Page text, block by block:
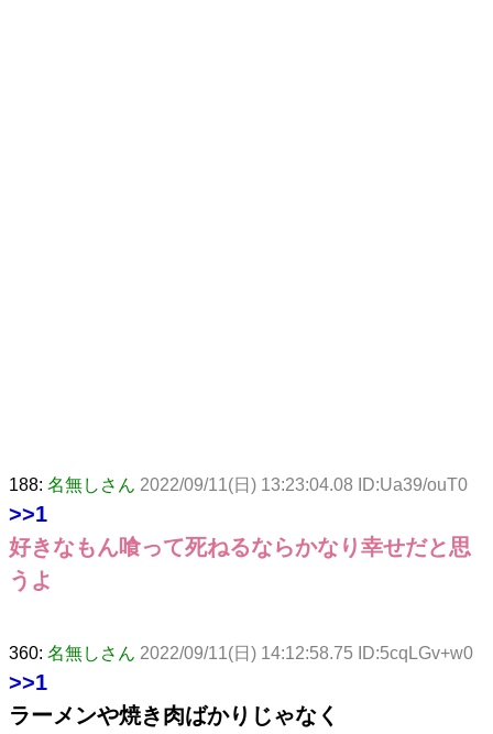
188: 名無しさん 2022/09/11(日) 13:23:04.08 ID:Ua39/ouT0
>>1
好きなもん喰って死ねるならかなり幸せだと思
うよ
360: 名無しさん 2022/09/11(日) 14:12:58.75 ID:5cqLGv+w0
>>1
ラーメンや焼き肉ばかりじゃなく